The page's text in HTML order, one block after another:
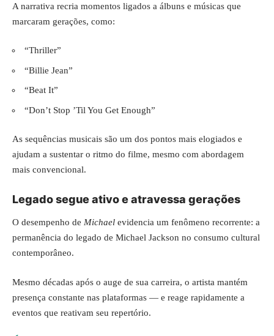
A narrativa recria momentos ligados a álbuns e músicas que
marcaram gerações, como:
“Thriller”
“Billie Jean”
“Beat It”
“Don’t Stop ’Til You Get Enough”
As sequências musicais são um dos pontos mais elogiados e
ajudam a sustentar o ritmo do filme, mesmo com abordagem
mais convencional.
Legado segue ativo e atravessa gerações
O desempenho de Michael evidencia um fenômeno recorrente: a
permanência do legado de Michael Jackson no consumo cultural
contemporâneo.
Mesmo décadas após o auge de sua carreira, o artista mantém
presença constante nas plataformas — e reage rapidamente a
eventos que reativam seu repertório.